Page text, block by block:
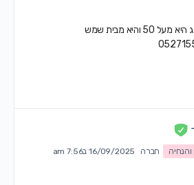
מבית שמש
והנחיה חברה 16/09/2025 ב7:56 am